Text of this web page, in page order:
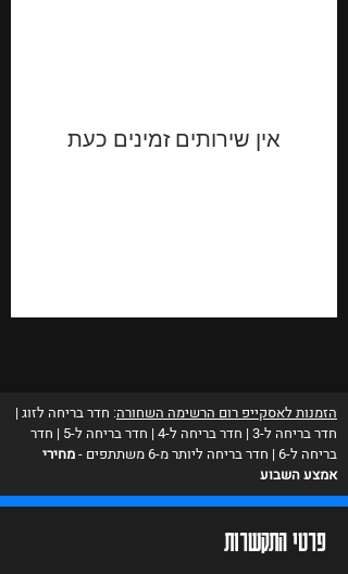
אין שירותים זמינים כעת
הזמנות לאסקייפ רום הרשימה השחורה: חדר בריחה לזוג |
חדר בריחה ל-3
| חדר בריחה ל-4 | חדר בריחה ל-5 | חדר
בריחה ל-6 | חדר בריחה ליותר מ-6 משתתפים -
מחירי
אמצע השבוע
פרטי התקשרות